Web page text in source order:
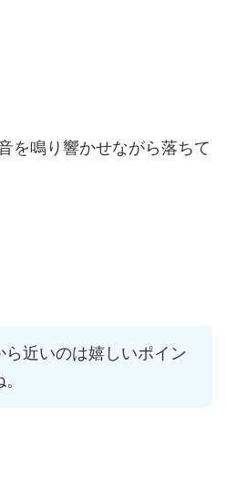
を鳴り響かせながら落ちて
ら近いのは嬉しいポイン